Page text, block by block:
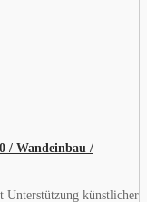
/ Wandeinbau /
künstlicher